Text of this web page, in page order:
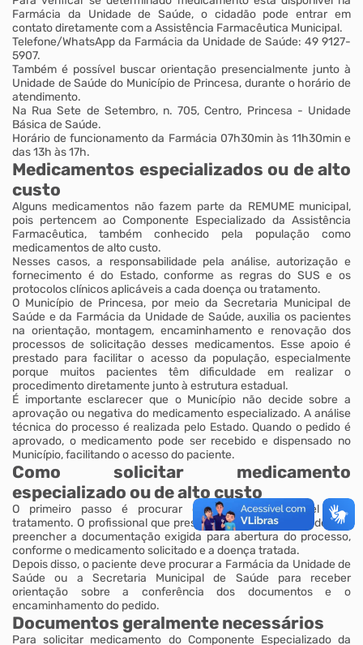
Farmácia da Unidade de Saúde, o cidadão pode entrar em
contato diretamente com a Assistência Farmacêutica Municipal.
Telefone/WhatsApp da Farmácia da Unidade de Saúde: 49 9127-
5907.
Também é possível buscar orientação presencialmente junto à
Unidade de Saúde do Município de Princesa, durante o horário de
atendimento.
Na Rua Sete de Setembro, n. 705, Centro, Princesa - Unidade
Básica de Saúde.
Horário de funcionamento da Farmácia 07h30min às 11h30min e
das 13h às 17h.
Medicamentos especializados ou de alto
custo
Alguns medicamentos não fazem parte da REMUME municipal,
pois pertencem ao Componente Especializado da Assistência
Farmacêutica, também conhecido pela população como
medicamentos de alto custo.
Nesses casos, a responsabilidade pela análise, autorização e
fornecimento é do Estado, conforme as regras do SUS e os
protocolos clínicos aplicáveis a cada doença ou tratamento.
O Município de Princesa, por meio da Secretaria Municipal de
Saúde e da Farmácia da Unidade de Saúde, auxilia os pacientes
na orientação, montagem, encaminhamento e renovação dos
processos de solicitação desses medicamentos. Esse apoio é
prestado para facilitar o acesso da população, especialmente
porque muitos pacientes têm dificuldade em realizar o
procedimento diretamente junto à estrutura estadual.
É importante esclarecer que o Município não decide sobre a
aprovação ou negativa do medicamento especializado. A análise
técnica do processo é realizada pelo Estado. Quando o pedido é
aprovado, o medicamento pode ser recebido e dispensado no
Município, facilitando o acesso do paciente.
Como solicitar medicamento
especializado ou de alto custo
O primeiro passo é procurar o médico responsável pelo
tratamento. O profissional que prescreve o medicamento deverá
preencher a documentação exigida para abertura do processo,
conforme o medicamento solicitado e a doença tratada.
Depois disso, o paciente deve procurar a Farmácia da Unidade de
Saúde ou a Secretaria Municipal de Saúde para receber
orientação sobre a conferência dos documentos e o
encaminhamento do pedido.
Documentos geralmente necessários
Para solicitar medicamento do Componente Especializado da